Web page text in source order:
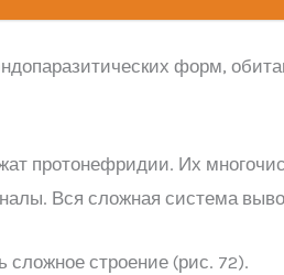
форм,
протонефридии. Их
Вся сложная система
строение (рис. 72).